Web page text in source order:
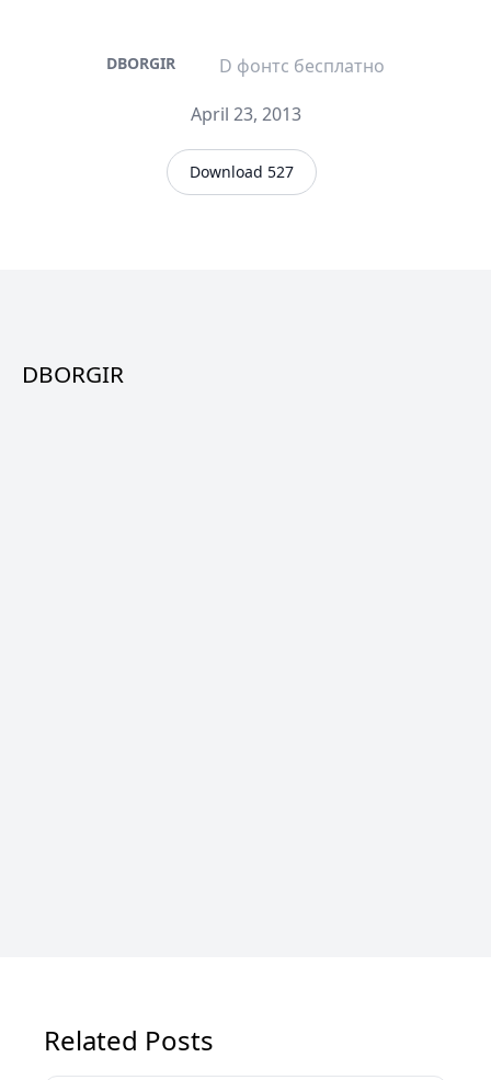
DBORGIR
D фонтс бесплатно
April 23, 2013
Download 527
DBORGIR
Related Posts